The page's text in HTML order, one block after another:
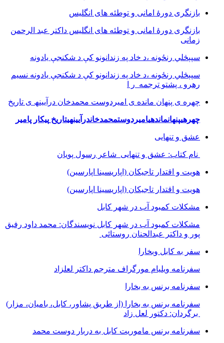
بازنگرى دورۀ امانى و توطئه هاى انگليس
بازنگرى دورۀ امانى و توطئه هاى انگليس داکتر عبد الرحمن
زمانى
سپېڅلي رنځونه ،د خاد په زندانونو کې د شکنجې یادونه
سپېڅلي رنځونه ،د خاد په زندانونو کې د شکنجې یادونه نسیم
رهرو ، پشتو ترجمه ر ا
چھره ی پنھان مانده ی امیردوست محمدخان درآیینھ ی تاریخ
چھرهیپنھانماندهیامیردوستمحمدخاندرآیینھیتاریخ پیکار پامیر
عشق و تنهایی
نام کتاب: عشق و تنهایی شاعر رسول پویان
هویت و اقتدار تاجیکان (اپاریسینا اپارسین)
هویت و اقتدار تاجیکان (اپاریسینا اپارسین)
مشکلات کمبود آب در شهر کابل
مشکلات کمبود آب در شهر کابل نویسندگان: محمد داود رفیق
پور و داکتر عبدالحنان روستائی
سفر به کابل وبخارا
سفرنامه ویلیام مورگراف مترجم داکتر لعلزاد
سفرنامه برنس به بخارا
سفرنامه برنس به بخارا (از طریق پشاور، کابل، بامیان، مزار)
برگردان: دکتور لعل زاد
سفرنامه برنس ماموریت کابل به دربار دوست محمد